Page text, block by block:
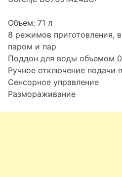
Объем: 71 л
8 режимов приготовления,
паром и пар
Поддон для воды объемом
Ручное отключение подачи
Сенсорное управление
Размораживание